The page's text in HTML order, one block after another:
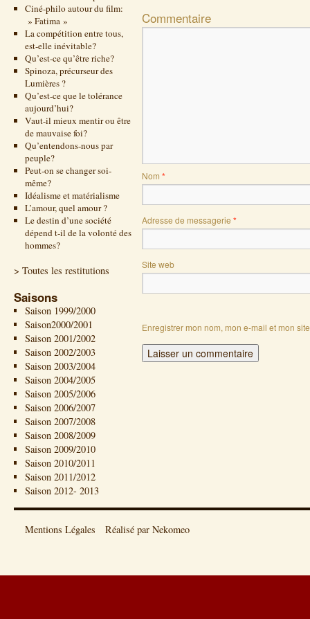
Ciné-philo autour du film:
» Fatima »
La compétition entre tous,
est-elle inévitable?
Qu’est-ce qu’être riche?
Spinoza, précurseur des
Lumières ?
Qu’est-ce que le tolérance
aujourd’hui?
Vaut-il mieux mentir ou être
de mauvaise foi?
Qu’entendons-nous par
peuple?
Peut-on se changer soi-
même?
Idéalisme et matérialisme
L’amour, quel amour ?
Le destin d’une société
dépend t-il de la volonté des
hommes?
> Toutes les restitutions
Saisons
Saison 1999/2000
Saison2000/2001
Saison 2001/2002
Saison 2002/2003
Saison 2003/2004
Saison 2004/2005
Saison 2005/2006
Saison 2006/2007
Saison 2007/2008
Saison 2008/2009
Saison 2009/2010
Saison 2010/2011
Saison 2011/2012
Saison 2012- 2013
Commentaire
Nom *
Adresse de messagerie *
Site web
Enregistrer mon nom, mon e-mail et mon
Mentions Légales Réalisé par Nekomeo